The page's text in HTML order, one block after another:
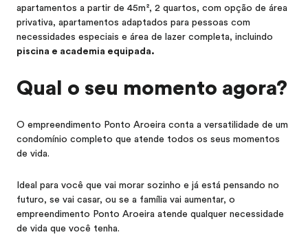
apartamentos a partir de 45m², 2 quartos, com opção de área
privativa, apartamentos adaptados para pessoas com
necessidades especiais e área de lazer completa, incluindo
piscina e academia equipada.
Qual o seu momento agora?
O empreendimento Ponto Aroeira conta a versatilidade de um
condomínio completo que atende todos os seus momentos
de vida.
Ideal para você que vai morar sozinho e já está pensando no
futuro, se vai casar, ou se a família vai aumentar, o
empreendimento Ponto Aroeira atende qualquer necessidade
de vida que você tenha.